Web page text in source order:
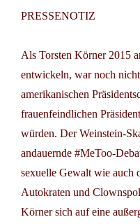
PRESSENOTIZ
Als Torsten Körner 2015
entwickeln, war noch nicht
amerikanischen
frauenfeindlichen
würden. Der Weinstein-
andauernde #MeToo-
sexuelle Gewalt wie auch
Autokraten und
Körner sich auf eine